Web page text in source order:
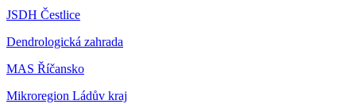
JSDH Čestlice
Dendrologická zahrada
MAS Říčansko
Mikroregion Ládův kraj